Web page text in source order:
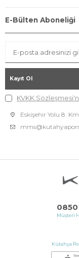
0850
Müşteri
Kütahya
E-Bülten Aboneliği
Kayıt Ol
KVKK
Eskişehir Yolu 8.